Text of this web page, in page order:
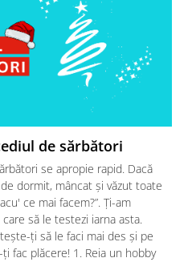
de sărbători
se apropie rapid. Dacă
dormit, mâncat și văzut toate
ce mai facem?”. Ți-am
să le testezi iarna asta.
ți să le faci mai des și pe
fac plăcere! 1. Reia un hobby